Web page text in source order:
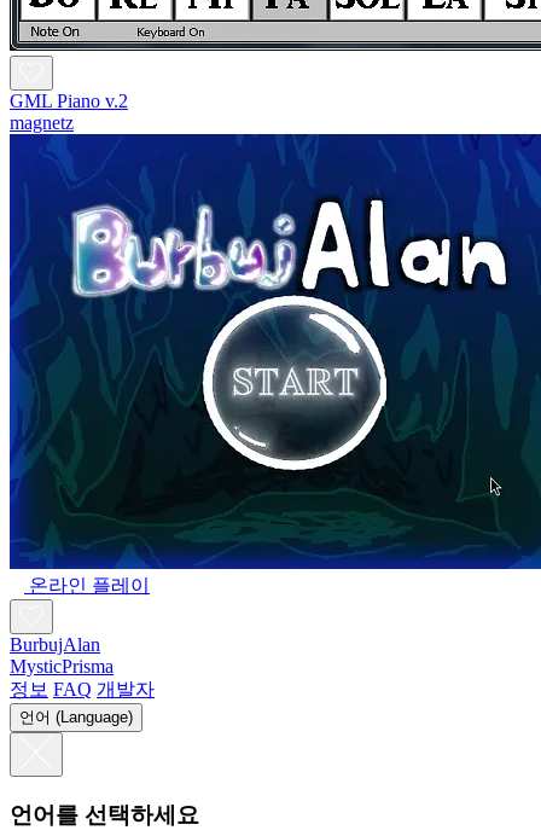
GML Piano v.2
magnetz
온라인 플레이
BurbujAlan
MysticPrisma
정보 FAQ 개발자
언어 (Language)
언어를 선택하세요